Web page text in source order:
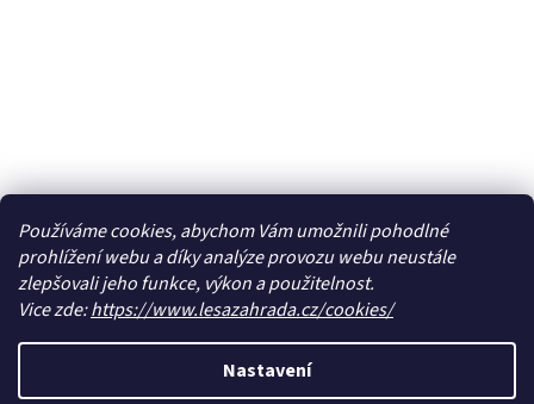
Používáme cookies, abychom Vám umožnili pohodlné
prohlížení webu a díky analýze provozu webu neustále
zlepšovali jeho funkce, výkon a použitelnost.
Vice zde:https://www.lesazahrada.cz/cookies/
Nastavení